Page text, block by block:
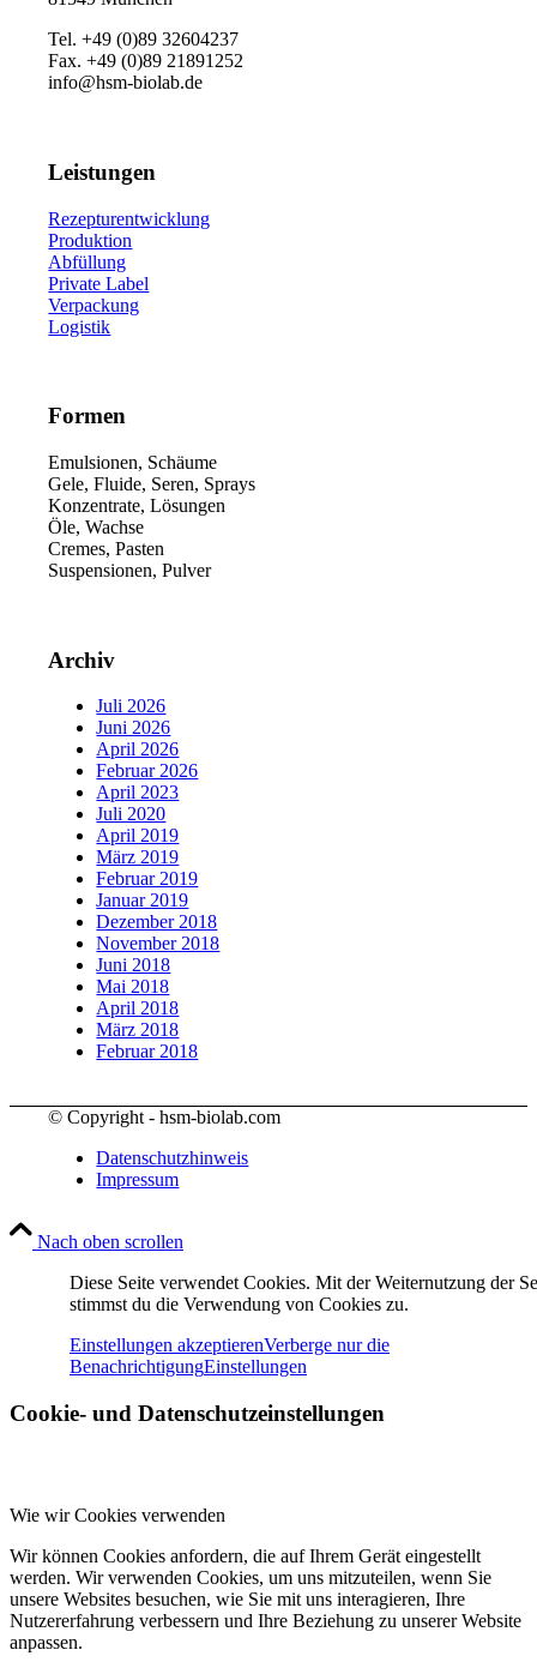
Tel. +49 (0)89 32604237
Fax. +49 (0)89 21891252
info@hsm-biolab.de
Leistungen
Rezepturentwicklung
Produktion
Abfüllung
Private Label
Verpackung
Logistik
Formen
Emulsionen, Schäume
Gele, Fluide, Seren, Sprays
Konzentrate, Lösungen
Öle, Wachse
Cremes, Pasten
Suspensionen, Pulver
Archiv
Juli 2026
Juni 2026
April 2026
Februar 2026
April 2023
Juli 2020
April 2019
März 2019
Februar 2019
Januar 2019
Dezember 2018
November 2018
Juni 2018
Mai 2018
April 2018
März 2018
Februar 2018
© Copyright - hsm-biolab.com
Datenschutzhinweis
Impressum
Nach oben scrollen
Diese Seite verwendet Cookies. Mit der Weiternutzung der
stimmst du die Verwendung von Cookies zu.
Einstellungen akzeptierenVerberge nur die
BenachrichtigungEinstellungen
Cookie- und Datenschutzeinstellungen
Wie wir Cookies verwenden
Wir können Cookies anfordern, die auf Ihrem Gerät eingestellt
werden. Wir verwenden Cookies, um uns mitzuteilen, wenn Sie
unsere Websites besuchen, wie Sie mit uns interagieren, Ihre
Nutzererfahrung verbessern und Ihre Beziehung zu unserer Website
anpassen.